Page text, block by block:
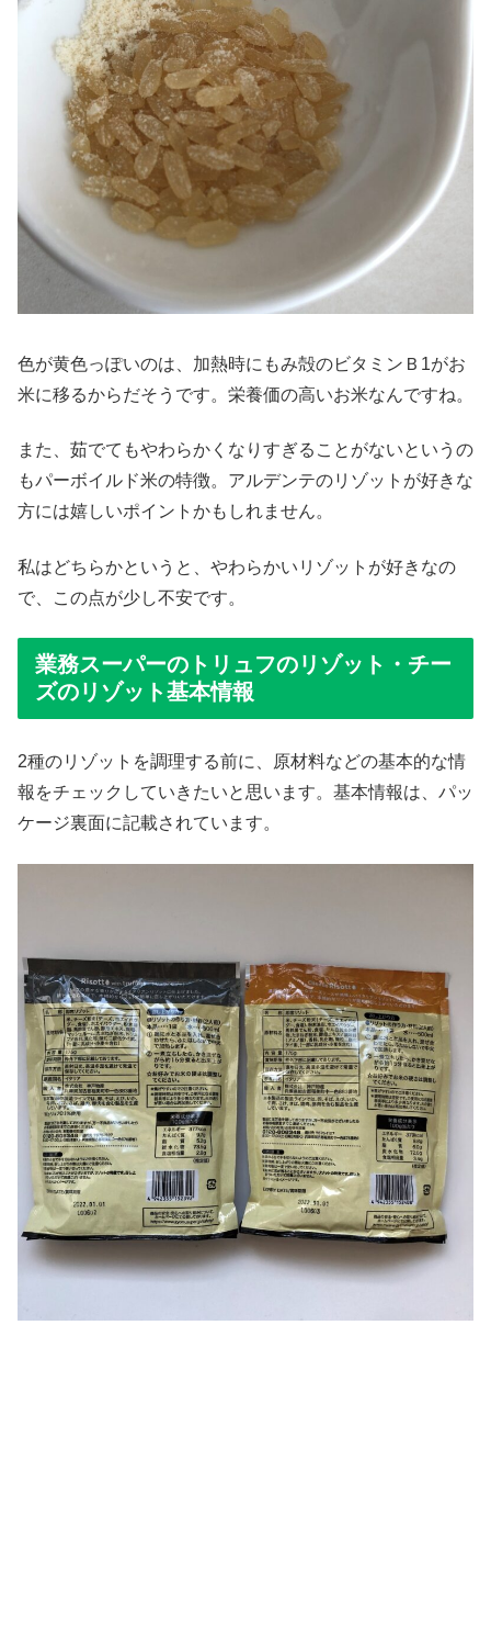
色が黄色っぽいのは、加熱時にもみ殻のビタミンＢ1がお
米に移るからだそうです。栄養価の高いお米なんですね。
また、茹でてもやわらかくなりすぎることがないというの
もパーボイルド米の特徴。アルデンテのリゾットが好きな
方には嬉しいポイントかもしれません。
私はどちらかというと、やわらかいリゾットが好きなの
で、この点が少し不安です。
業務スーパーのトリュフのリゾット・チー
ズのリゾット基本情報
2種のリゾットを調理する前に、原材料などの基本的な情
報をチェックしていきたいと思います。基本情報は、パッ
ケージ裏面に記載されています。